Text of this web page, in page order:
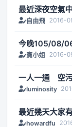
最近深夜空氣
自由飛 2016-
今晚105/08/
寶小姐 2016-
一人一通 空污
luminosity
最近幾天大家
howardfu